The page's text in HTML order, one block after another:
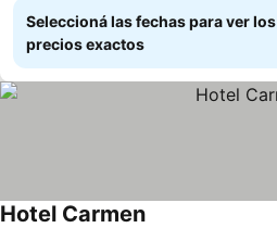
Seleccioná las fechas para ver los
precios exactos
Hotel Carmen